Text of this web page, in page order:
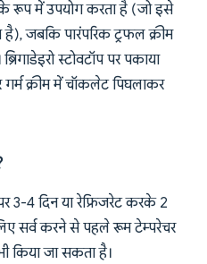
रूप में उपयोग करता है (जो इसे
जबकि पारंपरिक ट्रफल क्रीम
स्टोवटॉप पर पकाया
क्रीम में चॉकलेट पिघलाकर
3-4 दिन या रेफ्रिजरेट करके 2
सर्व करने से पहले रूम टेम्परेचर
किया जा सकता है।